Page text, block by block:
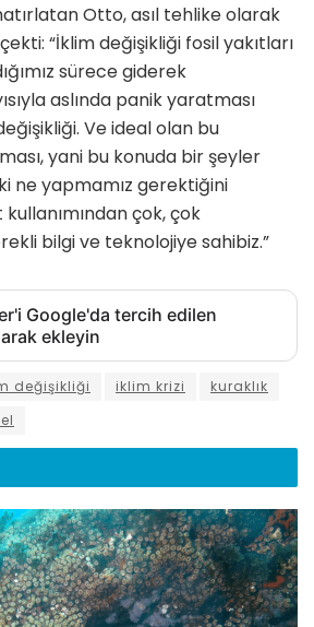
Otto, asıl tehlike olarak
“İklim değişikliği fosil yakıtları
sürece giderek
aslında panik yaratması
Ve ideal olan bu
yani bu konuda bir şeyler
ne yapmamız gerektiğini
kullanımından çok, çok
bilgi ve teknolojiye sahibiz.”
Google'da tercih edilen
ekleyin
değişikliği iklim krizi
kuraklık